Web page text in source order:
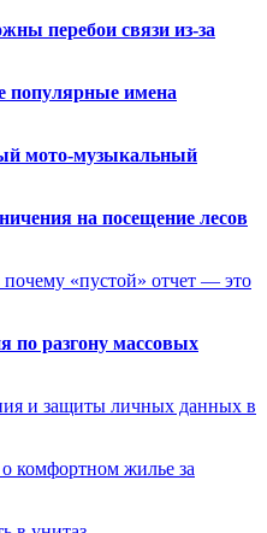
перебои связи из-за
популярные имена
мото-музыкальный
на посещение лесов
почему «пустой» отчет — это
по разгону массовых
и защиты личных данных в
комфортном жилье за